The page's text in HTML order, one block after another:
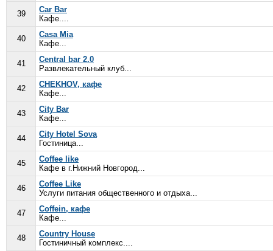
39
Car Bar
Кафе....
40
Casa Mia
Кафе...
41
Central bar 2.0
Развлекательный клуб...
42
CHEKHOV, кафе
Кафе...
43
City Bar
Кафе...
44
City Hotel Sova
Гостиница...
45
Coffee like
Кафе в г.Нижний Новгород...
46
Coffee Like
Услуги питания общественного и отдыха...
47
Coffein, кафе
Кафе...
48
Country House
Гостиничный комплекс....